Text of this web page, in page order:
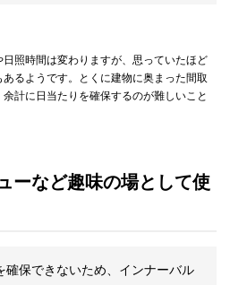
照時間は変わりますが、思っていたほど
るようです。とくに建物に奥まった間取
計に日当たりを確保するのが難しいこと
ーなど趣味の場として使
確保できないため、インナーバル